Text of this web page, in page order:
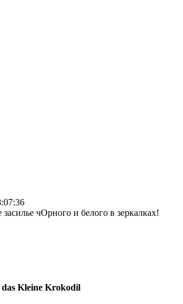
засилье чОрного и белого в зеркалках!
das Kleine Krokodil